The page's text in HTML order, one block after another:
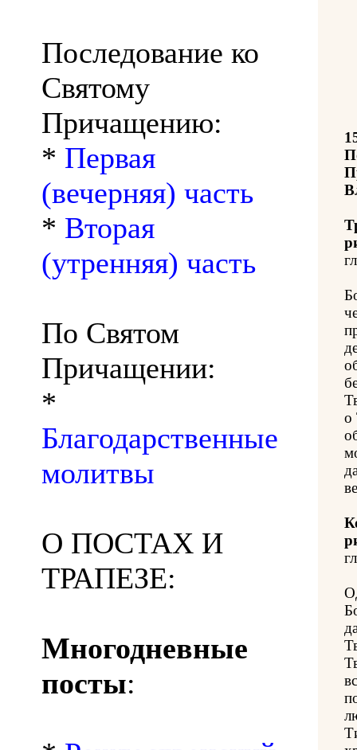
Последование ко
Святому
Причащению:
* Первая
(вечерняя) часть
* Вторая
(утренняя) часть
По Святом
Причащении:
*
Благодарственные
молитвы
О ПОСТАХ И
ТРАПЕЗЕ:
Многодневные
посты:
о